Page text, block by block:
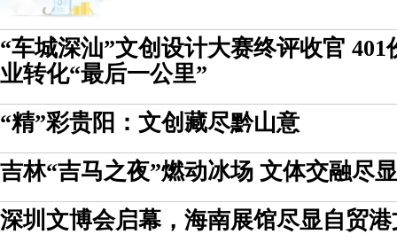
“车城深汕”文创设计大赛终评收官
业转化“最后一公里”
“精”彩贵阳：文创藏尽黔山意
吉林“吉马之夜”燃动冰场 文体交融尽
深圳文博会启幕，海南展馆尽显自贸